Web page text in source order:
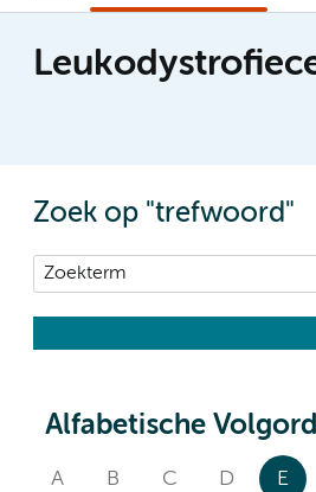
Zoek op "trefwoord"
Alfabetische
A B C D E